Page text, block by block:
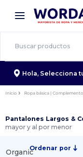
× App de
¡Mejores
Hola, Selecciona
Inicio Ropa básica |
Pantalones Largos &
mayor y al por menor
Ordenar por
Organic